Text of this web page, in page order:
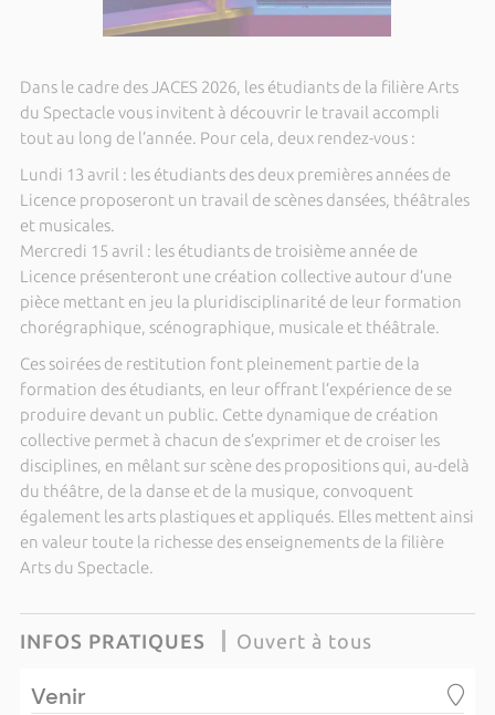
Dans le cadre des JACES 2026, les étudiants de la filière Arts
du Spectacle vous invitent à découvrir le travail accompli
tout au long de l’année. Pour cela, deux rendez-vous :
Lundi 13 avril : les étudiants des deux premières années de
Licence proposeront un travail de scènes dansées, théâtrales
et musicales.
Mercredi 15 avril : les étudiants de troisième année de
Licence présenteront une création collective autour d’une
pièce mettant en jeu la pluridisciplinarité de leur formation
chorégraphique, scénographique, musicale et théâtrale.
Ces soirées de restitution font pleinement partie de la
formation des étudiants, en leur offrant l’expérience de se
produire devant un public. Cette dynamique de création
collective permet à chacun de s’exprimer et de croiser les
disciplines, en mêlant sur scène des propositions qui, au-delà
du théâtre, de la danse et de la musique, convoquent
également les arts plastiques et appliqués. Elles mettent ainsi
en valeur toute la richesse des enseignements de la filière
Arts du Spectacle.
INFOS PRATIQUES Ouvert à tous
Venir